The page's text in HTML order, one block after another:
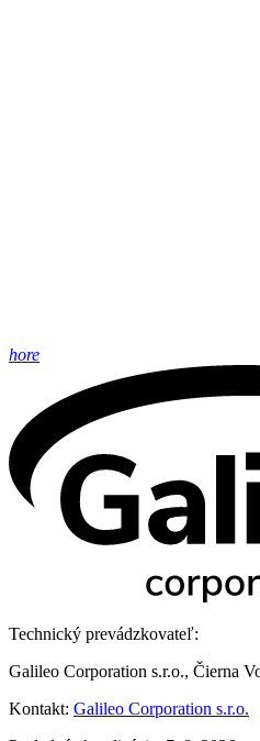
hore
Technický prevádzkovateľ:
Galileo Corporation s.r.o., Čierna
Kontakt: Galileo Corporation s.r.o.